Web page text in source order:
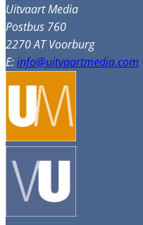
Uitvaart Media
Postbus 760
2270 AT Voorburg
E:info@uitvaartmedia.com